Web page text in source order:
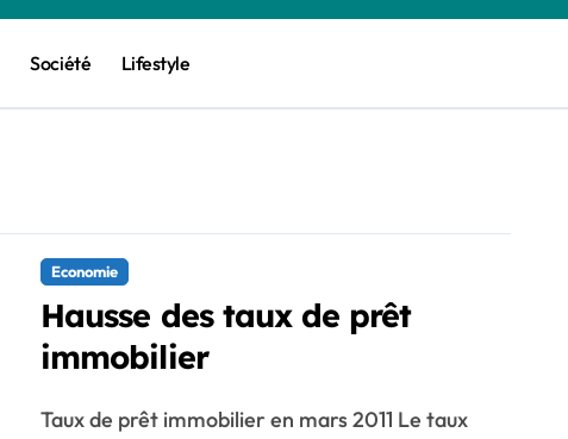
Société Lifestyle
Economie
Hausse des taux de prêt
immobilier
Taux de prêt immobilier en mars 2011 Le taux